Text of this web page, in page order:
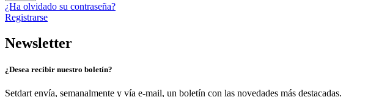
¿Ha olvidado su contraseña?
Registrarse
Newsletter
¿Desea recibir nuestro boletín?
Setdart envía, semanalmente y vía e-mail, un boletín con las novedades más destacadas.